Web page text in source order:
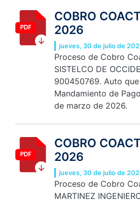
COBRO
2026
jueves, 30 de julio de
Proceso de Cobro
SISTELCO DE
900450769. Auto
Mandamiento de
de marzo de 2026.
COBRO
2026
jueves, 30 de julio de
Proceso de Cobro
MARTINEZ